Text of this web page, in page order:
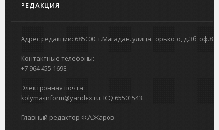
РЕДАКЦИЯ
Адрес редакции: 685000. г.Магадан. улица Горького, д.3б, оф.8
Контактные телефоны:
+7 964 455 1698.
Электронная почта:
kolyma-inform@yandex.ru. ICQ 65503543.
Главный редактор Ф.А.Жаров